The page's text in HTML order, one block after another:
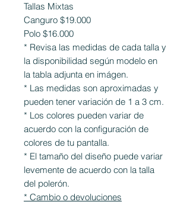
Tallas Mixtas
Canguro $19.000
Polo $16.000
* Revisa las medidas de cada talla y
la disponibilidad según modelo en
la tabla adjunta en imágen.
* Las medidas son aproximadas y
pueden tener variación de 1 a 3 cm.
* Los colores pueden variar de
acuerdo con la configuración de
colores de tu pantalla.
* El tamaño del diseño puede variar
levemente de acuerdo con la talla
del polerón.
* Cambio o devoluciones